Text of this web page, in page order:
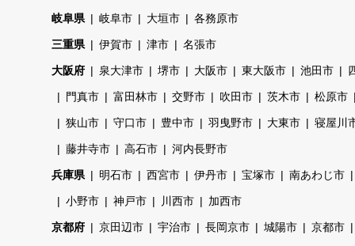
岐阜県 岐阜市 大垣市 各務原市
三重県 伊賀市 津市 名張市
大阪府 泉大津市 堺市 大阪市 東大阪市 池田市
門真市 富田林市 交野市 吹田市 茨木市 松原市
狭山市 守口市 豊中市 羽曳野市 大東市 寝屋川
藤井寺市 高石市 河内長野市
兵庫県 明石市 西宮市 伊丹市 宝塚市 南あわじ市
小野市 神戸市 川西市 加西市
京都府 京田辺市 宇治市 長岡京市 城陽市 京都市